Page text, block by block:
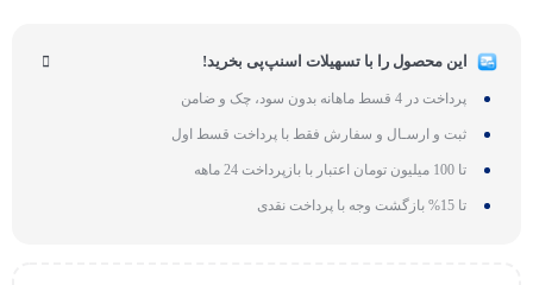
این محصول را با تسهیلات اسنپ‌پی بخرید!
پرداخت در 4 قسط ماهانه بدون سود، چک و ضامن
ثبت و ارسـال و سفارش فقط با پرداخت قسط اول
تا 100 میلیون تومان اعتبار با بازپرداخت 24 ماهه
تا 15% بازگشت وجه با پرداخت نقدی